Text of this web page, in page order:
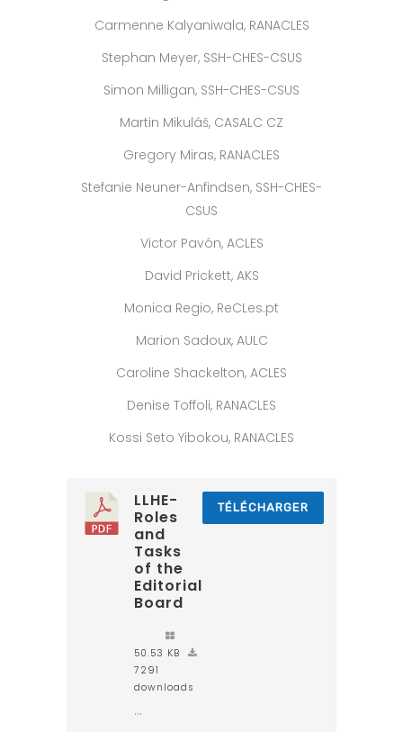
Carmenne Kalyaniwala, RANACLES
Stephan Meyer, SSH-CHES-CSUS
Simon Milligan, SSH-CHES-CSUS
Martin Mikuláš, CASALC CZ
Gregory Miras, RANACLES
Stefanie Neuner-Anfindsen, SSH-CHES-
CSUS
Victor Pavón, ACLES
David Prickett, AKS
Monica Regio, ReCLes.pt
Marion Sadoux, AULC
Caroline Shackelton, ACLES
Denise Toffoli, RANACLES
Kossi Seto Yibokou, RANACLES
LLHE-
Roles
and
Tasks
of the
Editorial
Board
50.53 KB
7291
downloads
...
TÉLÉCHARGER